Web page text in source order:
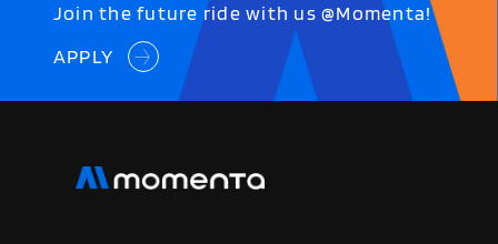
Join the future ride with us @Momenta!
APPLY